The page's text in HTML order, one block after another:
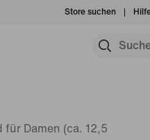
Store suchen
Damen (ca. 12,5